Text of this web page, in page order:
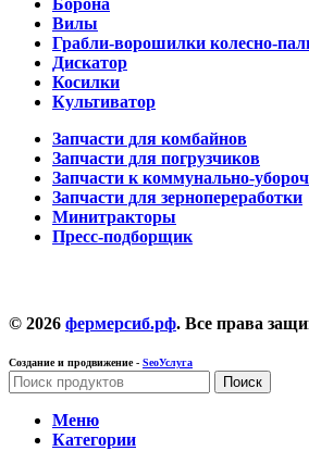
Борона
Вилы
Грабли-ворошилки колесно-
Дискатор
Косилки
Культиватор
Запчасти для комбайнов
Запчасти для погрузчиков
Запчасти к коммунально-
Запчасти для зернопереработки
Минитракторы
Пресс-подборщик
© 2026 фермерсиб.рф. Все права
Создание и продвижение - SeoУслуга
Поиск
Меню
Категории